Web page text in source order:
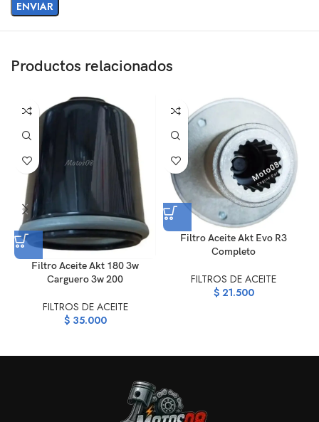
Productos relacionados
Filtro Aceite Akt 180 3w
Carguero 3w 200
FILTROS DE ACEITE
$35.000
Filtro Aceite Akt Evo R3
Completo
FILTROS DE ACEITE
$21.500